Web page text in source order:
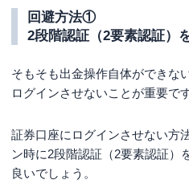
回避方法①
2段階認証（2要素認証）
そもそも出金操作自体ができな
ログインさせないことが重要です
証券口座にログインさせない方
ン時に2段階認証（2要素認証）
良いでしょう。